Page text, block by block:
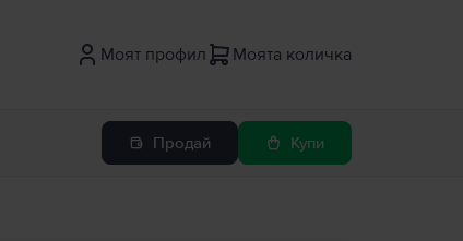
Моят профил Моята количка
Продай Купи